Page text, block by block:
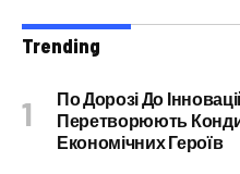
Trending
По Дорозі До
Перетворюють
Економічних Героїв